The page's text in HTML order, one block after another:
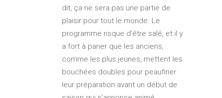
dit, ça ne sera pas une partie de
plaisir pour tout le monde. Le
programme risque d’être salé, et il y
a fort à parier que les anciens,
comme les plus jeunes, mettent les
bouchées doubles pour peaufiner
leur préparation avant un début de